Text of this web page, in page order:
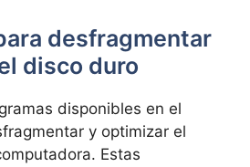
desfragmentar
disco duro
disponibles en el
y⁣ optimizar⁤ el
Estas